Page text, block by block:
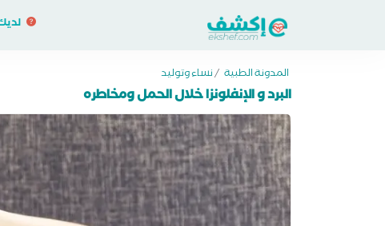
المدونة الطبية /نساء وتوليد
البرد و الإنفلونزا خلال الحمل ومخاطره